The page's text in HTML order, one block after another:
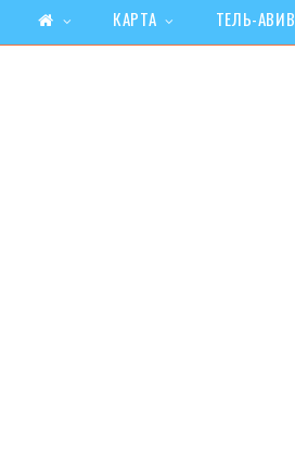
КАРТА ТЕЛЬ-АВИВ